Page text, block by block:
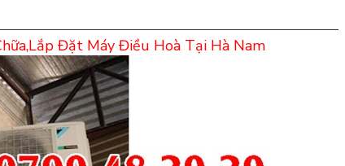
Đặt Máy Điều Hoà Tại Hà Nam